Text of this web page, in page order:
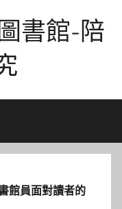
書館-陪
館員面對讀者的